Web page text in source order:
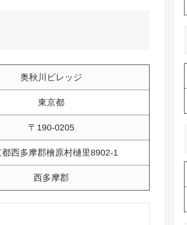
奥秋川ビレッジ
東京都
〒190-0205
都西多摩郡檜原村樋里8902-1
西多摩郡